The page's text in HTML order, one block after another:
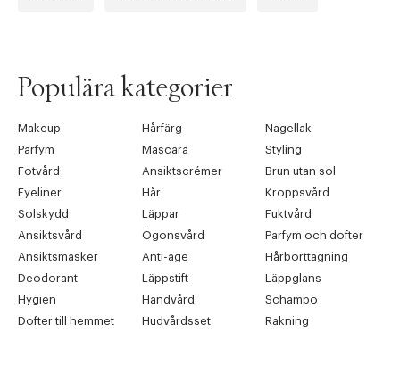
Populära kategorier
Makeup Hårfärg
Nagellak
Parfym
Mascara
Styling
Fotvård
Ansiktscrémer
Brun utan sol
Eyeliner
Hår
Kroppsvård
Solskydd
Läppar
Fuktvård
Ansiktsvård
Ögonsvård
Parfym och dofter
Ansiktsmasker
Anti-age
Hårborttagning
Deodorant
Läppstift
Läppglans
Hygien
Handvård
Schampo
Dofter till hemmet
Hudvårdsset Rakning